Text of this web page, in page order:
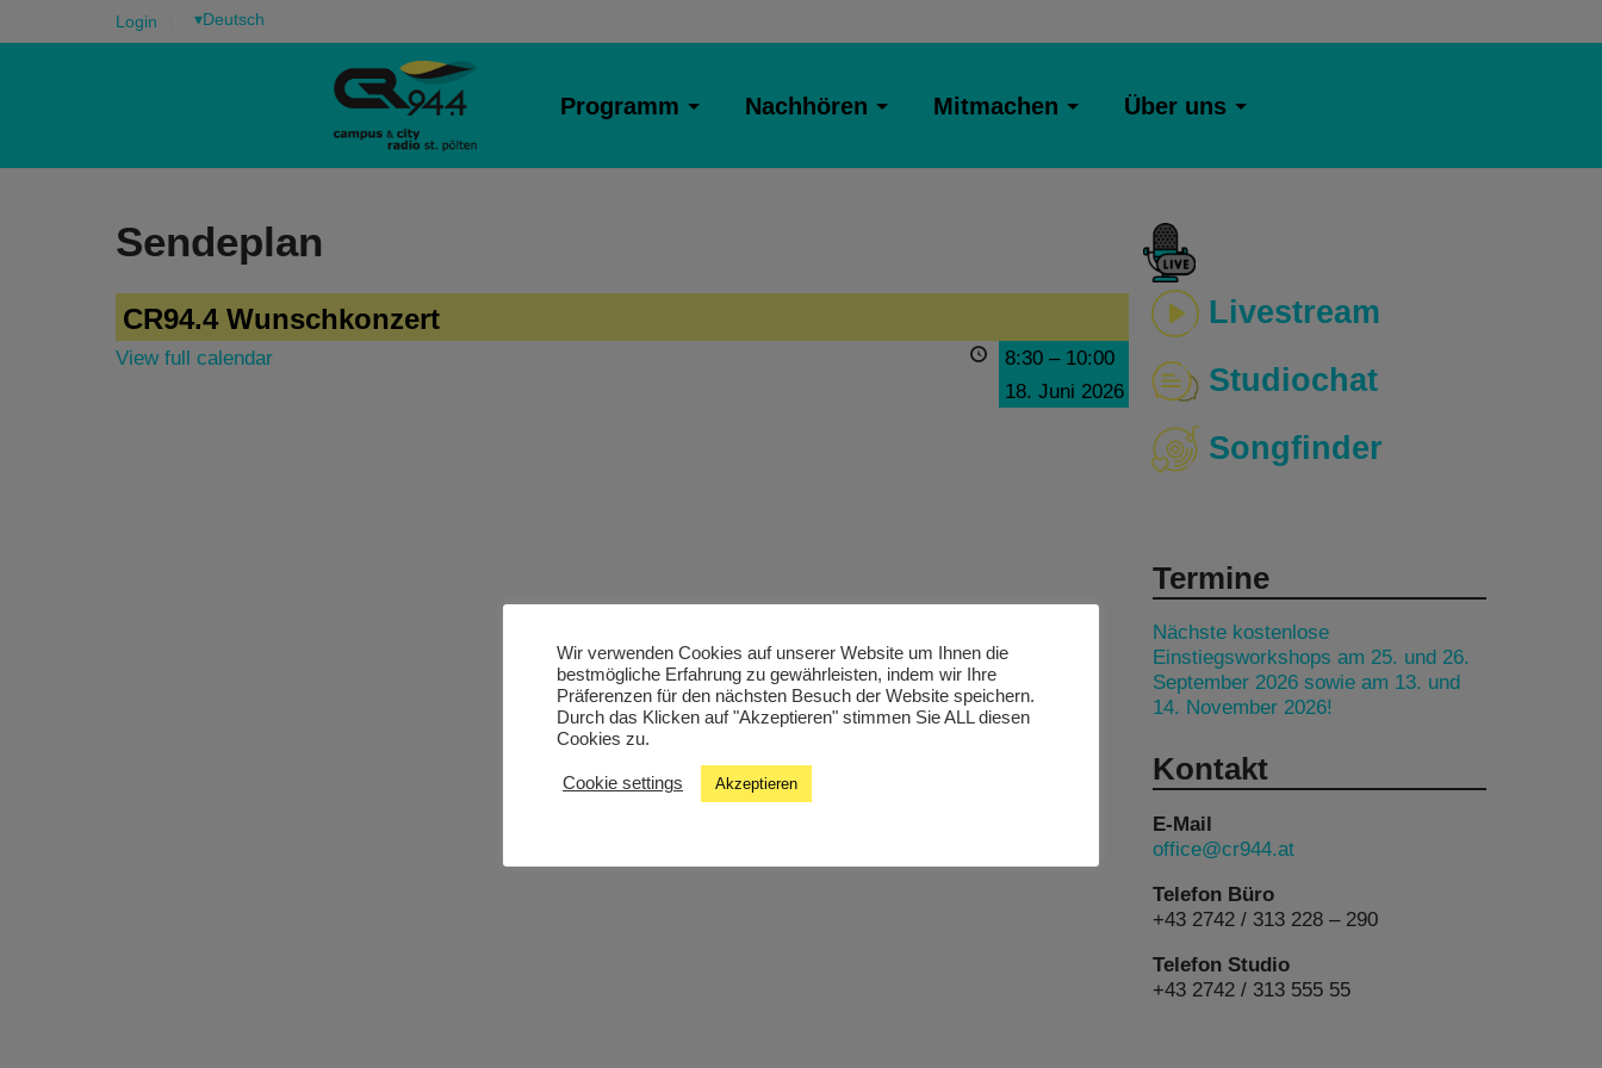
Login ▾
Programm Nachhören Mitmachen Über uns
Sendeplan
CR94.4 Wunschkonzert
8:30 – 10:00
18. Juni 2026
View full calendar
Livestream
Studiochat
Songfinder
Termine
Nächste kostenlose
Einstiegsworkshops am 25. und 26.
September 2026 sowie am 13. und
14. November 2026!
Kontakt
E-Mail
office@cr944.at
Telefon Büro
+43 2742 / 313 228 – 290
Telefon Studio
+43 2742 / 313 555 55
Wir verwenden Cookies auf unserer Website um Ihnen die
bestmögliche Erfahrung zu gewährleisten, indem wir Ihre
Präferenzen für den nächsten Besuch der Website speichern.
Durch das Klicken auf "Akzeptieren" stimmen Sie ALL diesen
Cookies zu.
Cookie settings Akzeptieren